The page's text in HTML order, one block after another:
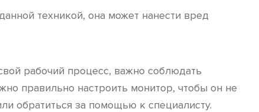
техникой, она может нанести вред
рабочий процесс, важно соблюдать
правильно настроить монитор, чтобы он не
обратиться за помощью к специалисту.